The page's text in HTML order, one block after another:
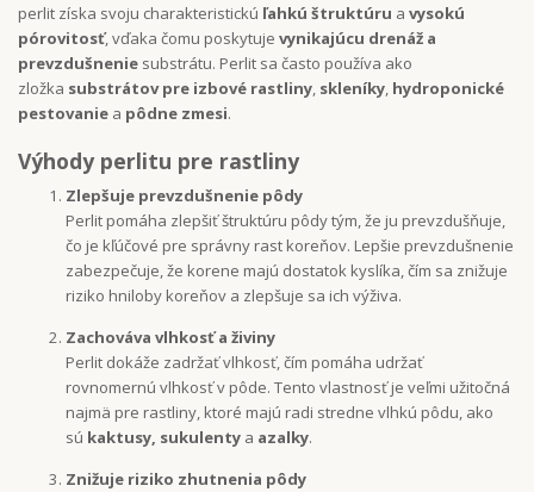
perlit získa svoju charakteristickú ľahkú štruktúru a vysokú
pórovitosť, vďaka čomu poskytuje vynikajúcu drenáž a
prevzdušnenie substrátu. Perlit sa často používa ako
zložka substrátov pre izbové rastliny, skleníky, hydroponické
pestovanie a pôdne zmesi.
Výhody perlitu pre rastliny
Zlepšuje prevzdušnenie pôdy
Perlit pomáha zlepšiť štruktúru pôdy tým, že ju prevzdušňuje,
čo je kľúčové pre správny rast koreňov. Lepšie prevzdušnenie
zabezpečuje, že korene majú dostatok kyslíka, čím sa znižuje
riziko hniloby koreňov a zlepšuje sa ich výživa.
Zachováva vlhkosť a živiny
Perlit dokáže zadržať vlhkosť, čím pomáha udržať
rovnomernú vlhkosť v pôde. Tento vlastnosť je veľmi užitočná
najmä pre rastliny, ktoré majú radi stredne vlhkú pôdu, ako
sú kaktusy, sukulenty a azalky.
Znižuje riziko zhutnenia pôdy